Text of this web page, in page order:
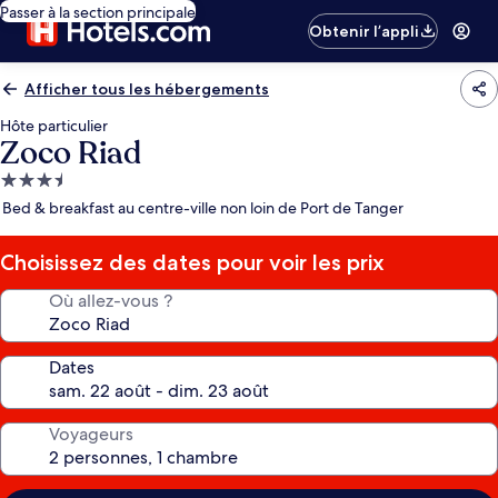
Passer à la section principale
Obtenir l’appli
Afficher tous les hébergements
Hôte particulier
Zoco Riad
Hébergement
3.5 étoiles
Bed & breakfast au centre-ville non loin de Port de Tanger
Choisissez des dates pour voir les prix
Où allez-vous ?
Dates
Voyageurs